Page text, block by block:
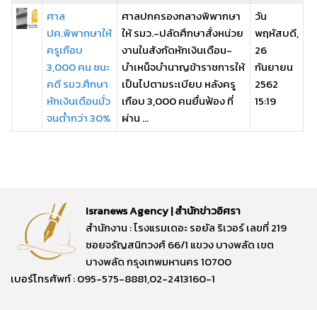
ศาล
ปค.พิพากษาให้
ครูเกือบ
3,000 คน ชนะ
คดี รมว.ศึกษา
หักเงินเดือนมั่ว
จนต่ำกว่า 30%
ศาลปกครองกลางพิพากษา
ให้ รมว.-ปลัดศึกษาสั่งหน่วย
งานในสังกัดหักเงินเดือน-
บำเหน็จบำนาญข้าราชการให้
เป็นไปตามระเบียบ หลังครู
เกือบ 3,000 คนยื่นฟ้อง ที่
ผ่าน ...
วัน
พฤหัสบดี,
26
กันยายน
2562
15:19
Isranews Agency | สำนักข่าวอิศรา
สำนักงาน : โรงแรมเดอะ รอยัล ริเวอร์ เลขที่ 219
ซอยจรัญสนิทวงศ์ 66/1 แขวง บางพลัด เขต
บางพลัด กรุงเทพมหานคร 10700
เบอร์โทรศัพท์ : 095-575-8881,02-2413160-1